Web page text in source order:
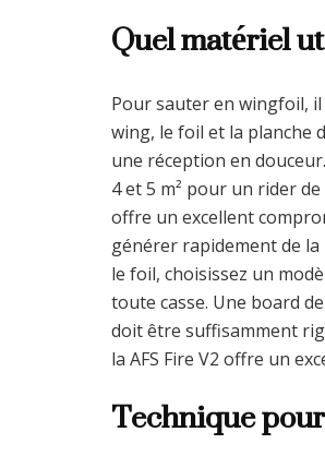
Quel matériel
Pour sauter en wingfoil,
wing, le foil et la planche
une réception en
4 et 5 m² pour un rider
offre un excellent
générer rapidement de
le foil, choisissez un
toute casse. Une board
doit être suffisamment
la AFS Fire V2 offre un
Technique pour